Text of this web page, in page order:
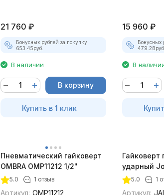
21 760 ₽
Бонусных рублей за покупку:
653.45руб.
В наличии
В корзину
Купить в 1 клик
15 960 ₽
Бонусных
479.28руб.
В
Пневматический гайковерт
OMBRA OMP11212 1/2"
5.0 1 отзыв
Артикул: OMP11212
Гайковерт
ударный
1044 1/
5.0 1
Артикул: